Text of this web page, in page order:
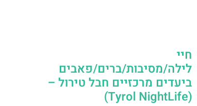
חיי
לילה/מסיבות/ברים/פאבים
ביעדים מרכזיים חבל טירול –
(Tyrol NightLife)